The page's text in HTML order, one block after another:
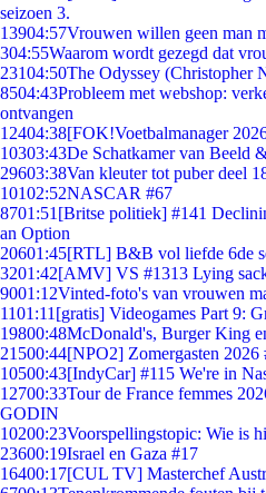
seizoen 3.
13904:57Vrouwen willen geen man
304:55Waarom wordt gezegd dat
23104:50The Odyssey (Christopher
8504:43Probleem met webshop:
ontvangen
12404:38[FOK!Voetbalmanager
10303:43De Schatkamer van Beeld
29603:38Van kleuter tot puber deel
10102:52NASCAR #67
8701:51 [Britse politiek] #141
an Option
20601:45[RTL] B&B vol liefde 6de
3201:42[AMV] VS #1313 Lying
9001:12Vinted-foto's van vrouwen
1101:11 [gratis] Videogames Part 9:
19800:48McDonald's, Burger King
21500:44[NPO2] Zomergasten 2026
10500:43[IndyCar] #115 We're in
12700:33Tour de France femmes
GODIN
10200:23Voorspellingstopic: Wie is
23600:19Israel en Gaza #17
16400:17[CUL TV] Masterchef